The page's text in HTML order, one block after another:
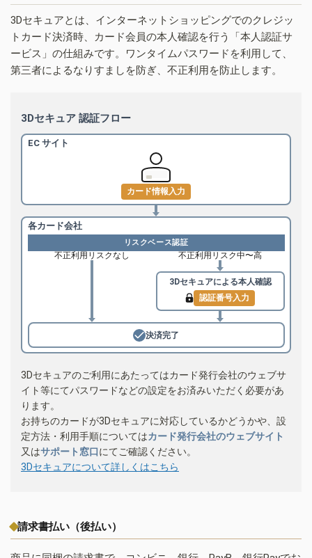
3Dセキュアとは、インターネットショッピングでのクレジッ
トカード決済時、カード会員の本人確認を行う「本人認証サ
ービス」の仕組みです。ワンタイムパスワードを利用して、
第三者によるなりすましを防ぎ、不正利用を防止します。
3Dセキュア 認証フロー
EC サイト
カード情報入力
各カード会社
リスクベース認証
不正利用リスクなし 不正利用リスク中〜高
3Dセキュアによる本人確認
認証番号入力
決済完了
3Dセキュアのご利用にあたってはカード発行会社のウェブサ
イト等にてパスワードなどの設定をお済みいただく必要があ
ります。
お持ちのカードが3Dセキュアに対応しているかどうかや、設
定方法・利用手順についてはカード発行会社のウェブサイト
又はサポート窓口にてご確認ください。
3Dセキュアについて詳しくはこちら
請求書払い（後払い）